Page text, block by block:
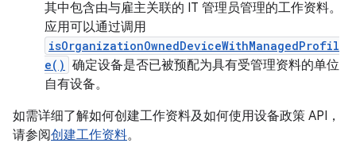
其中包含由与雇主关联的 IT 管理员管理的工作资料。
应用可以通过调用
isOrganizationOwnedDeviceWithManagedProfil
e() 确定设备是否已被预配为具有受管理资料的单位
自有设备。
如需详细了解如何创建工作资料及如何使用设备政策 API，
请参阅创建工作资料。